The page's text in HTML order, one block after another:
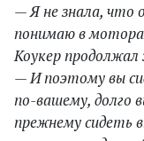
— Я не знала, что
понимаю в
Коукер продолжал
— И поэтому вы
по-вашему, долго
прежнему сидеть